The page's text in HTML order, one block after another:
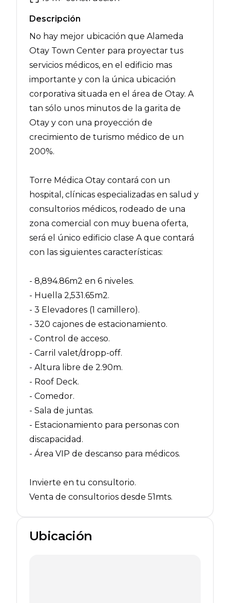
Descripción
No hay mejor ubicación que Alameda
Otay Town Center para proyectar tus
servicios médicos, en el edificio mas
importante y con la única ubicación
corporativa situada en el área de Otay. A
tan sólo unos minutos de la garita de
Otay y con una proyección de
crecimiento de turismo médico de un
200%.
Torre Médica Otay contará con un
hospital, clínicas especializadas en salud y
consultorios médicos, rodeado de una
zona comercial con muy buena oferta,
será el único edificio clase A que contará
con las siguientes características:
- 8,894.86m2 en 6 niveles.
- Huella 2,531.65m2.
- 3 Elevadores (1 camillero).
- 320 cajones de estacionamiento.
- Control de acceso.
- Carril valet/dropp-off.
- Altura libre de 2.90m.
- Roof Deck.
- Comedor.
- Sala de juntas.
- Estacionamiento para personas con
discapacidad.
- Área VIP de descanso para médicos.
Invierte en tu consultorio.
Venta de consultorios desde 51mts.
Ubicación